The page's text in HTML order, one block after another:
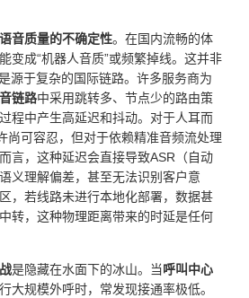
语音质量的不确定性。在国内流畅的体
变成“机器人音质”或频繁掉线。这并非
源于复杂的国际链路。许多服务商为
链路中采用跳转多、节点少的路由策
程中产生高延迟和抖动。对于人耳而
尚可容忍，但对于依赖精准音频流处理
而言，这种延迟会直接导致ASR（自动
义理解偏差，甚至无法识别客户意
，若线路未进行本地化部署，数据甚
转，这种物理距离带来的时延是任何
是隐藏在水面下的冰山。当呼叫中心
大规模外呼时，常发现接通率极低。